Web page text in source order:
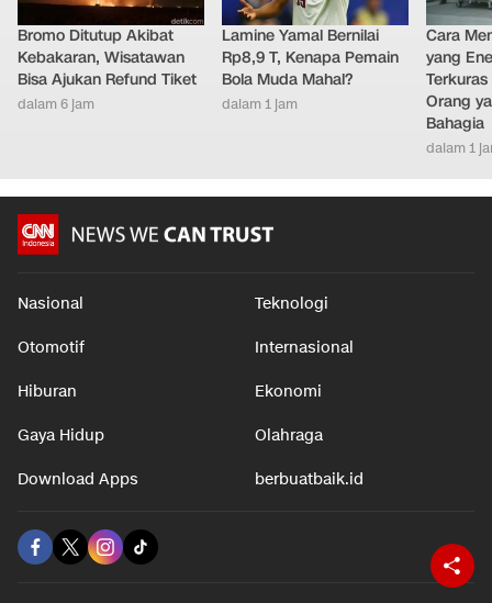
Bromo Ditutup Akibat
Kebakaran, Wisatawan
Bisa Ajukan Refund Tiket
dalam 6 jam
Lamine Yamal Bernilai
Rp8,9 T, Kenapa Pemain
Bola Muda Mahal?
dalam 1 jam
Cara
yang
Orang
Bahagia
dalam 1
Nasional Teknologi
Otomotif Internasional
Hiburan Ekonomi
Gaya Hidup Olahraga
Download Apps berbuatbaik.id